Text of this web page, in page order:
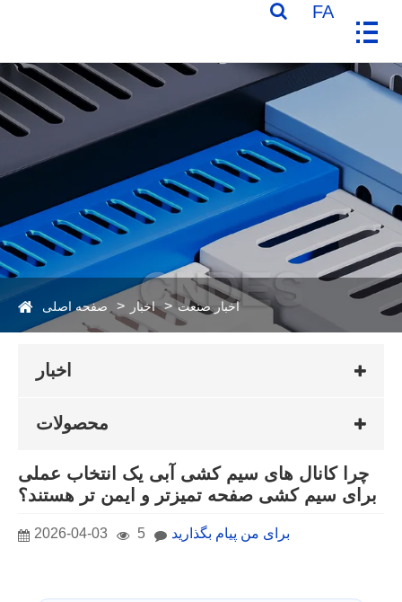
FA
صفحه اصلی اخبار اخبار صنعت
اخبار
محصولات
چرا کانال های سیم کشی آبی یک انتخاب عملی
برای سیم کشی صفحه تمیزتر و ایمن تر هستند؟
2026-04-03 5 برای من پیام بگذارید